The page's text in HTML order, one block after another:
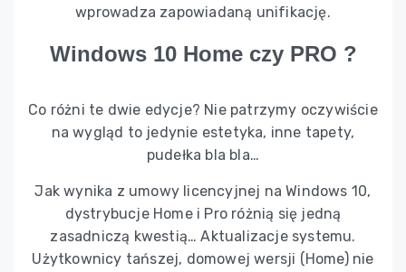
wprowadza zapowiadaną unifikację.
Windows 10 Home czy PRO ?
Co różni te dwie edycje? Nie patrzymy oczywiście
na wygląd to jedynie estetyka, inne tapety,
pudełka bla bla…
Jak wynika z umowy licencyjnej na Windows 10,
dystrybucje Home i Pro różnią się jedną
zasadniczą kwestią… Aktualizacje systemu.
Użytkownicy tańszej, domowej wersji (Home) nie